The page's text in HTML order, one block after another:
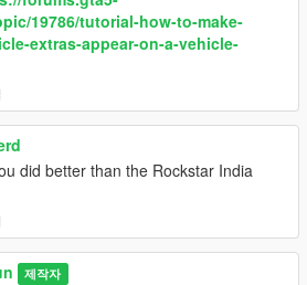
19786/tutorial-how-to-make-
extras-appear-on-a-vehicle-
did better than the Rockstar India
제작자